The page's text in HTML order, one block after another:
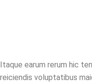
Itaque earum rerum hic
reiciendis voluptatibus